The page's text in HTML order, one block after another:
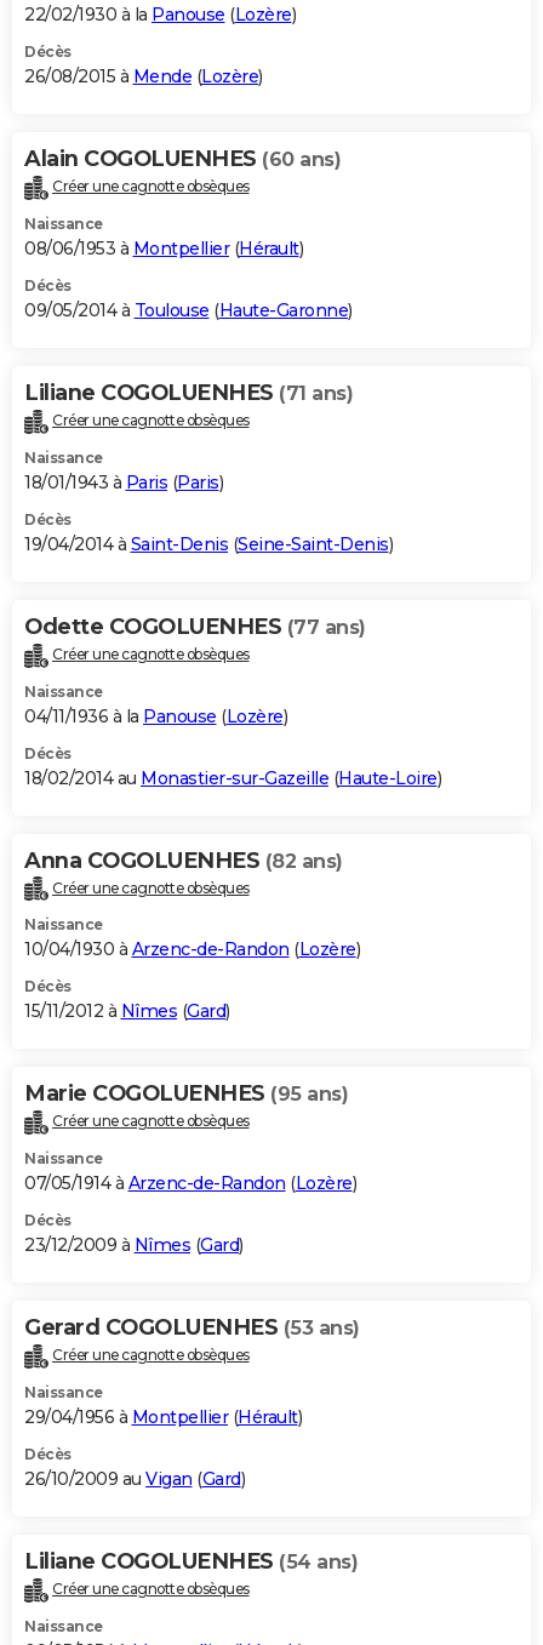
22/02/1930 à la Panouse (Lozère)
Décès
26/08/2015 à Mende (Lozère)
Alain COGOLUENHES (60 ans)
Créer une cagnotte obsèques
Naissance
08/06/1953 à Montpellier(Hérault)
Décès
09/05/2014 à Toulouse (Haute-Garonne)
Liliane COGOLUENHES (71 ans)
Créer une cagnotte obsèques
Naissance
18/01/1943 à Paris (Paris)
Décès
19/04/2014 à Saint-Denis (Seine-Saint-Denis)
Odette COGOLUENHES (77 ans)
Créer une cagnotte obsèques
Naissance
04/11/1936 à la Panouse (Lozère)
Décès
18/02/2014 au Monastier-sur-Gazeille (Haute-Loire)
Anna COGOLUENHES (82 ans)
Créer une cagnotte obsèques
Naissance
10/04/1930 à Arzenc-de-Randon (Lozère)
Décès
15/11/2012 à Nîmes (Gard)
Marie COGOLUENHES (95 ans)
Créer une cagnotte obsèques
Naissance
07/05/1914 à Arzenc-de-Randon (Lozère)
Décès
23/12/2009 à Nîmes (Gard)
Gerard COGOLUENHES (53 ans)
Créer une cagnotte obsèques
Naissance
29/04/1956 à Montpellier(Hérault)
Décès
26/10/2009 au Vigan (Gard)
Liliane COGOLUENHES (54 ans)
Créer une cagnotte obsèques
Naissance